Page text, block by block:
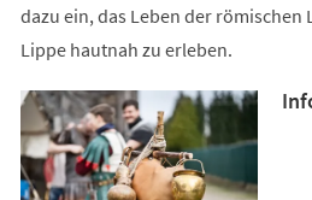
dazu ein, das Leben der römischen
Lippe hautnah zu erleben.